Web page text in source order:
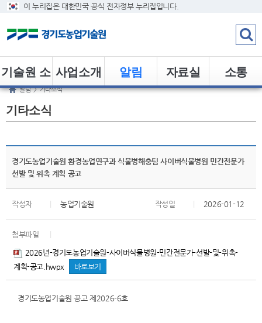
이 누리집은 대한민국 공식 전자정부 누리집입니다.
소통
자료실
알림
사업소개
기술원 소
개
알림 > 기타소식
기타소식
경기도농업기술원 환경농업연구과 식물병해충팀 사이버식물병원 민간전문가
선발 및 위촉 계획 공고
작성자 농업기술원 작성일 2026-01-12
첨부파일
2026년-경기도농업기술원-사이버식물병원-민간전문가-선발-및-위촉-
계획-공고.hwpx
바로보기
경기도농업기술원 공고 제2026-6호